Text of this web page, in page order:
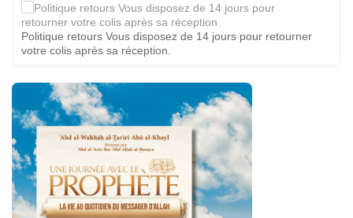
Politique retours Vous disposez de 14 jours pour retourner
votre colis après sa réception.